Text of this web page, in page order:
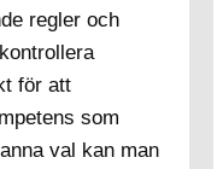
regler och
för att
som
val kan man